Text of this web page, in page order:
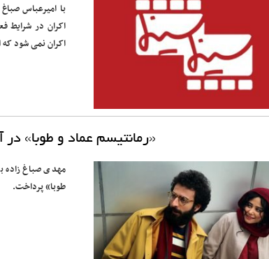
با امیرعباس صباغ
اکران نمی شود
«رمانتیسم عماد و طوبا»
مهدی صباغ زاده
طوبا» پرداخت.